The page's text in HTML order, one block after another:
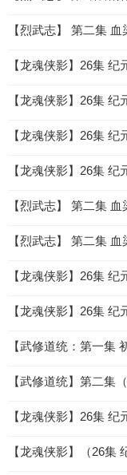
【烈武志】 第二集
【龙魂侠影】26集
【龙魂侠影】26集
【龙魂侠影】26集
【龙魂侠影】26集
【烈武志】 第二集
【烈武志】 第二集
【龙魂侠影】26集
【龙魂侠影】26集
【武修道统：第一集
【武修道统】第二集
【龙魂侠影】26集
【龙魂侠影】（26集